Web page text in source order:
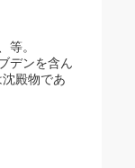
。
デンを含ん
殿物であ